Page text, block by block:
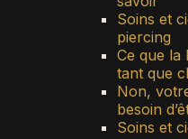
Soins et
piercing
Ce que la
tant que
Non,
besoin
Soins et